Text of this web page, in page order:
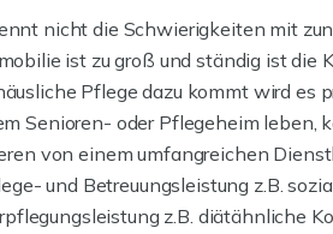
nicht die Schwierigkeiten mit
ist zu groß und ständig ist die
Pflege dazu kommt wird es
Senioren- oder Pflegeheim leben,
von einem umfangreichen
und Betreuungsleistung z.B.
z.B. diätähnliche